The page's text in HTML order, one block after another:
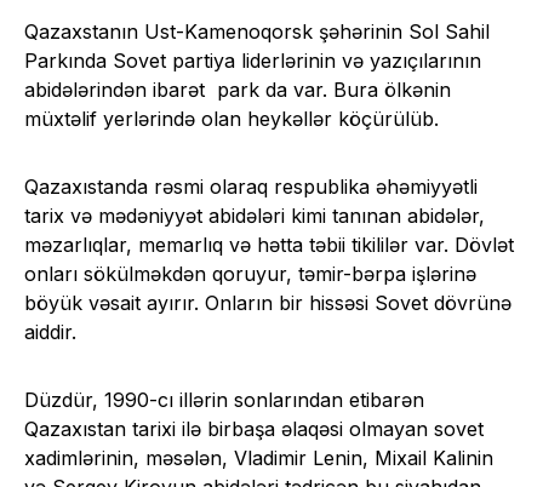
Qazaxstanın Ust-Kamenoqorsk şəhərinin Sol Sahil
Parkında Sovet partiya liderlərinin və yazıçılarının
abidələrindən ibarət park da var. Bura ölkənin
müxtəlif yerlərində olan heykəllər köçürülüb.
Qazaxıstanda rəsmi olaraq respublika əhəmiyyətli
tarix və mədəniyyət abidələri kimi tanınan abidələr,
məzarlıqlar, memarlıq və hətta təbii tikililər var. Dövlət
onları sökülməkdən qoruyur, təmir-bərpa işlərinə
böyük vəsait ayırır. Onların bir hissəsi Sovet dövrünə
aiddir.
Düzdür, 1990-cı illərin sonlarından etibarən
Qazaxıstan tarixi ilə birbaşa əlaqəsi olmayan sovet
xadimlərinin, məsələn, Vladimir Lenin, Mixail Kalinin